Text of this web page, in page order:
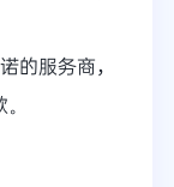
的服务商，